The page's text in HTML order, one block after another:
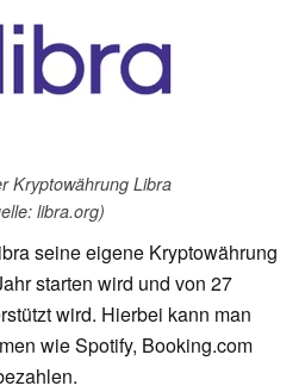
Kryptowährung Libra
libra.org)
seine eigene Kryptowährung
starten wird und von 27
wird. Hierbei kann man
wie Spotify, Booking.com